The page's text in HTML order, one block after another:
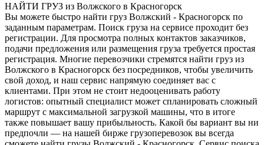
НАЙТИ ГРУЗ из Волжского в Красногорск
Вы можете быстро найти груз Волжский - Красногорск по
заданным параметрам. Поиск груза на сервисе проходит без
регистрации. Для просмотра полных контактов заказчиков,
подачи предложения или размещения груза требуется простая
регистрация. Многие перевозчики стремятся найти груз из
Волжского в Красногорск без посредников, чтобы увеличить
свой доход, и наш сервис напрямую соединяет вас с
клиентами. При этом не стоит недооценивать работу
логистов: опытный специалист может спланировать сложный
маршрут с максимальной загрузкой машины, что в итоге
также повышает вашу прибыльность. Какой бы вариант вы ни
предпочли — на нашей бирже грузоперевозок вы всегда